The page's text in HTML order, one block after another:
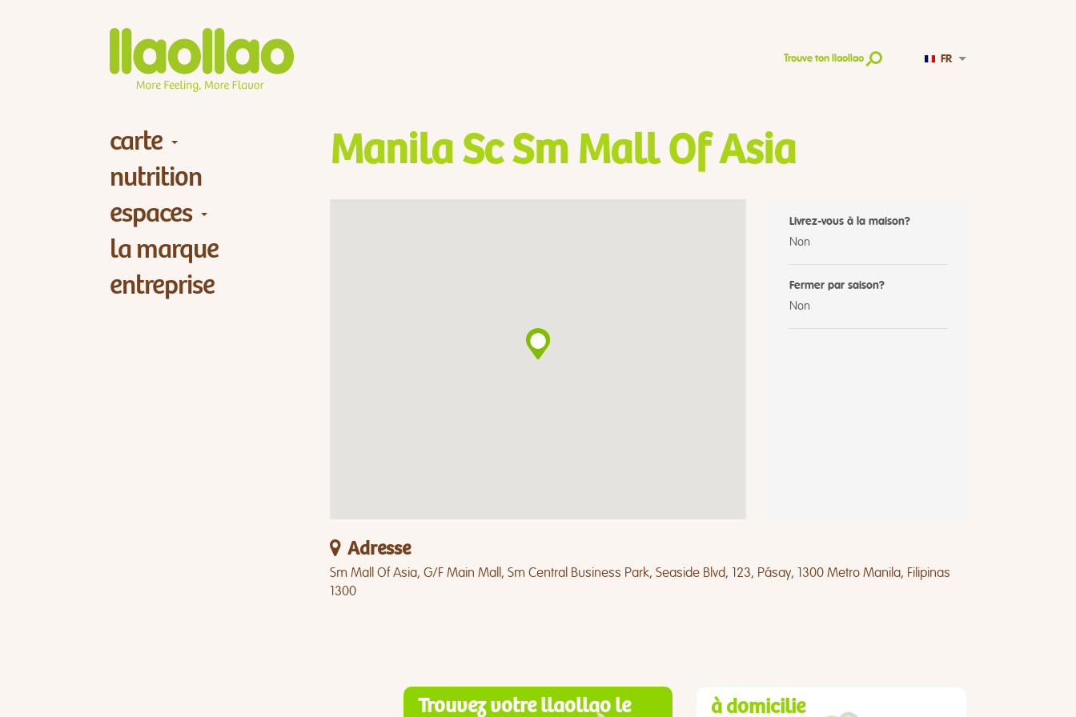
Trouve ton llaollao FR
carte
nutrition
espaces
la marque
entreprise
Manila Sc Sm Mall Of Asia
Livrez-vous à la maison?
Non
Fermer par saison?
Non
Adresse
Sm Mall Of Asia, G/F Main Mall, Sm Central Business Park, Seaside Blvd, 123, Pásay, 1300 Metro Manila, Filipinas
1300
Trouvez votre llaollao le
à domicilie